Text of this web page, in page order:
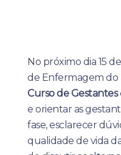
No próximo dia 15
de Enfermagem do
Curso de Gestantes
e orientar as
fase, esclarecer
qualidade de vida